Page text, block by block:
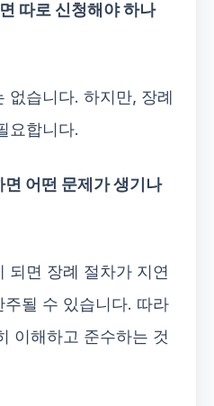
따로 신청해야 하나
없습니다. 하지만, 장례
요합니다.
어떤 문제가 생기나
되면 장례 절차가 지연
될 수 있습니다. 따라
이해하고 준수하는 것